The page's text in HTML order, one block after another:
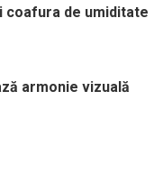
coafura de umiditate
armonie vizuală